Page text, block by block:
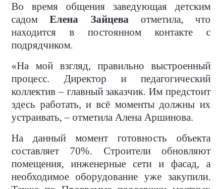
Во время общения заведующая детским
садомЕлена Зайцеваотметила, что
находится в постоянном контакте с
подрядчиком.
«На мой взгляд, правильно выстроенный
процесс. Директор и педагогический
коллектив – главный заказчик. Им предстоит
здесь работать, и всё моменты должны их
устраивать, – отметила Алена Аршинова.
На данный момент готовность объекта
составляет 70%. Строители обновляют
помещения, инженерные сети и фасад, а
необходимое оборудование уже закупили.